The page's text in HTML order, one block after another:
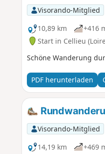
Visorando-Mitglied
10,89 km
+416
Start in Cellieu
Schöne Wanderung
PDF herunterladen
Visorando-Mitglied
14,19 km
+469